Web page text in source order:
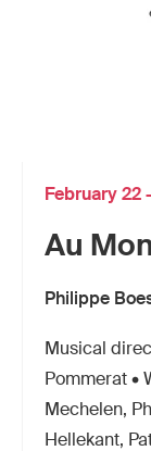
Au
Philippe
February 22
Musical
Pommerat •
Mechelen,
Hellekant,